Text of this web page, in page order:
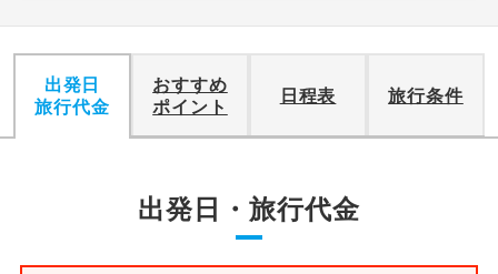
出発日
旅行代金
おすすめ
ポイント
日程表 旅行条件
出発日・旅行代金